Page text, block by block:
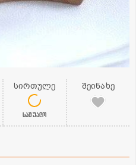
სირთულე
საშუალო
შეინახე